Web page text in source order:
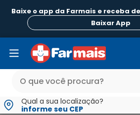
Baixe o app da Farmais e receba
Baixar App
Qual a sua localização?
informe seu CEP